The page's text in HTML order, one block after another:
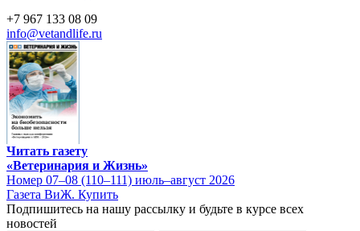
+7 967 133 08 09
info@vetandlife.ru
Читать газету
«Ветеринария и Жизнь»
Номер 07–08 (110–111) июль–август 2026
Газета ВиЖ. Купить
Подпишитесь на нашу рассылку и будьте в курсе всех
новостей